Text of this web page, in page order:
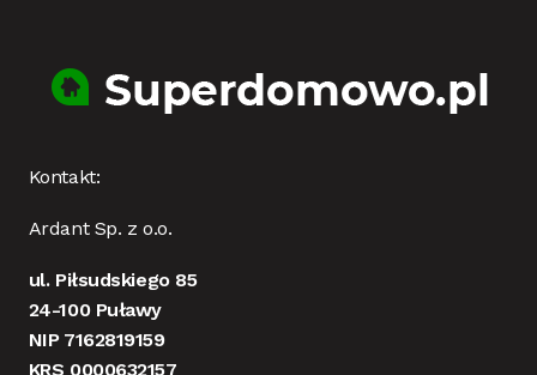
Kontakt:
Ardant Sp. z o.o.
ul. Piłsudskiego 85
24-100 Puławy
NIP 7162819159
KRS 0000632157